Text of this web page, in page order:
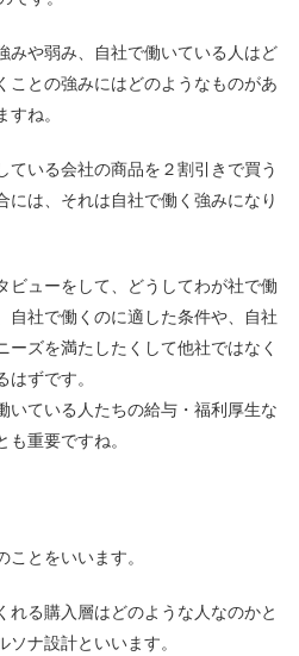
みや弱み、自社で働いている人はど
ことの強みにはどのようなものがあ
ね。
ている会社の商品を２割引きで買う
には、それは自社で働く強みになり
ビューをして、どうしてわが社で働
自社で働くのに適した条件や、自社
ーズを満たしたくして他社ではなく
ずです。
いている人たちの給与・福利厚生な
重要ですね。
ことをいいます。
れる購入層はどのような人なのかと
ナ設計といいます。